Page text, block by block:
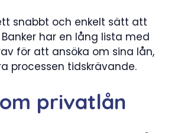
snabbt och enkelt sätt att
har en lång lista med
för att ansöka om sina lån,
processen tidskrävande.
privatlån